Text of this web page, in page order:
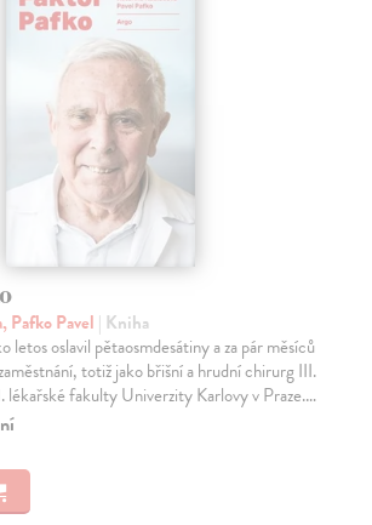
Pafko Pavel | Kniha
letos oslavil pětaosmdesátiny a za pár měsíců
totiž jako břišní a hrudní chirurg III.
lékařské fakulty Univerzity Karlovy v Praze.…